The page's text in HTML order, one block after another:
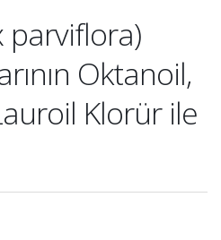
parviflora)
Oktanoil,
Klorür ile